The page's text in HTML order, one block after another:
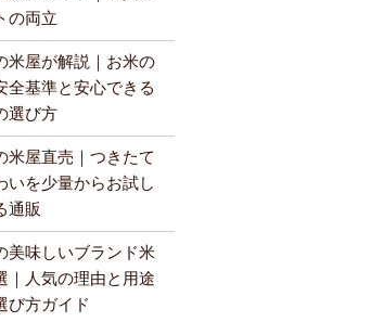
の両立
米屋が解説｜お米の
全基準と安心できる
選び方
米屋直売｜つきたて
いを少量からお試し
通販
美味しいブランド米
｜人気の理由と用途
び方ガイド